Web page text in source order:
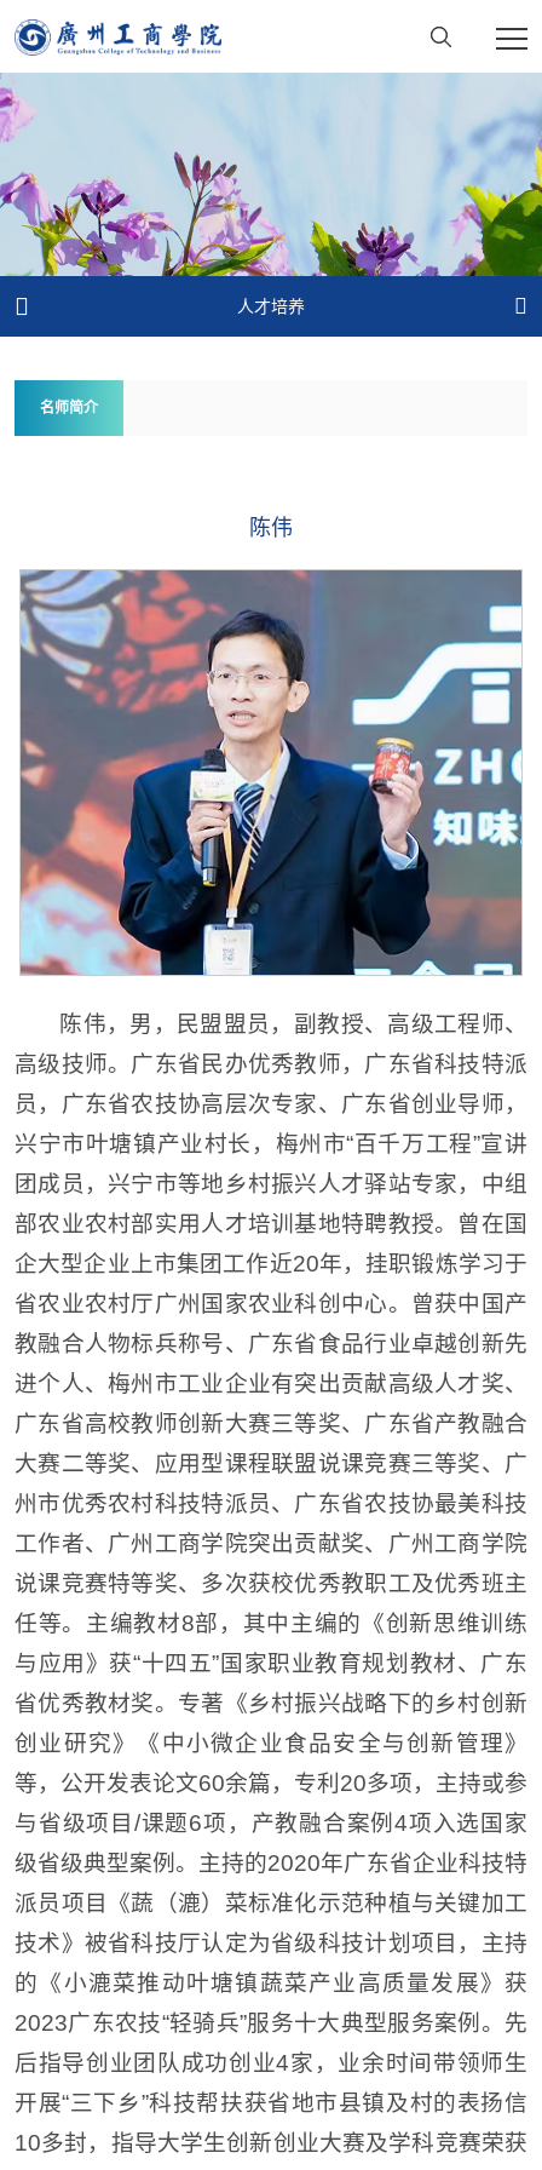
 人才培养 
名师简介
陈伟
陈伟，男，民盟盟员，副教授、高级工程师、
高级技师。广东省民办优秀教师，广东省科技特派
员，广东省农技协高层次专家、广东省创业导师，
兴宁市叶塘镇产业村长，梅州市“百千万工程”宣讲
团成员，兴宁市等地乡村振兴人才驿站专家，中组
部农业农村部实用人才培训基地特聘教授。曾在国
企大型企业上市集团工作近20年，挂职锻炼学习于
省农业农村厅广州国家农业科创中心。曾获中国产
教融合人物标兵称号、广东省食品行业卓越创新先
进个人、梅州市工业企业有突出贡献高级人才奖、
广东省高校教师创新大赛三等奖、广东省产教融合
大赛二等奖、应用型课程联盟说课竞赛三等奖、广
州市优秀农村科技特派员、广东省农技协最美科技
工作者、广州工商学院突出贡献奖、广州工商学院
说课竞赛特等奖、多次获校优秀教职工及优秀班主
任等。主编教材8部，其中主编的《创新思维训练
与应用》获“十四五”国家职业教育规划教材、广东
省优秀教材奖。专著《乡村振兴战略下的乡村创新
创业研究》《中小微企业食品安全与创新管理》
等，公开发表论文60余篇，专利20多项，主持或参
与省级项目/课题6项，产教融合案例4项入选国家
级省级典型案例。主持的2020年广东省企业科技特
派员项目《蔬（漉）菜标准化示范种植与关键加工
技术》被省科技厅认定为省级科技计划项目，主持
的《小漉菜推动叶塘镇蔬菜产业高质量发展》获
2023广东农技“轻骑兵”服务十大典型服务案例。先
后指导创业团队成功创业4家，业余时间带领师生
开展“三下乡”科技帮扶获省地市县镇及村的表扬信
10多封，指导大学生创新创业大赛及学科竞赛荣获